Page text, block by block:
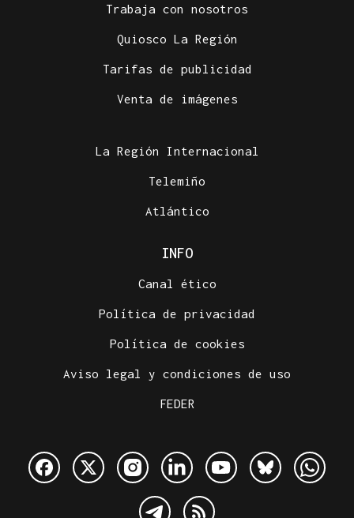
Trabaja con nosotros
Quiosco La Región
Tarifas de publicidad
Venta de imágenes
La Región Internacional
Telemiño
Atlántico
INFO
Canal ético
Política de privacidad
Política de cookies
Aviso legal y condiciones de uso
FEDER